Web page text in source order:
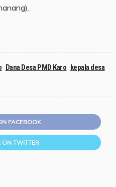
Dana Desa PMD Karo kepala desa
FACEBOOK
ON TWITTER